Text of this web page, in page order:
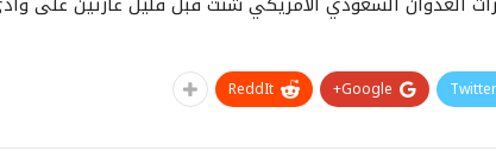
Twitter
Google+
ReddIt